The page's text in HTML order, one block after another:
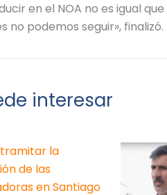
en el NOA no es igual
podemos seguir», finalizó.
interesar